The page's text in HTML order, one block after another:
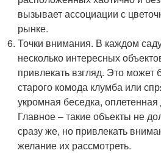
вызывает ассоциации с
рынке.
Точки внимания. В каждом
несколько интересных
привлекать взгляд. Это может
старого комода клумба или
укромная беседка,
Главное – такие объекты не
сразу же, но привлекать
желание их рассмотреть.